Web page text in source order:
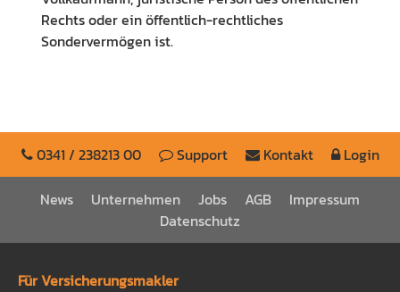
Rechts oder ein öffentlich-rechtliches
Sondervermögen ist.
0341 / 238213 00 Support Kontakt Login
News Unternehmen Jobs AGB
Impressum
Datenschutz
Für Versicherungsmakler